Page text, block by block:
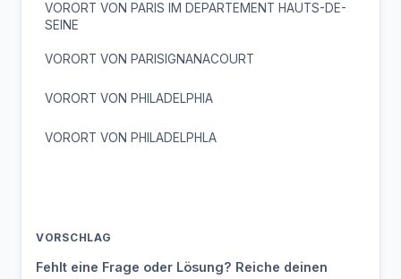
VORORT VON PARIS IM DEPARTEMENT HAUTS-DE-
SEINE
VORORT VON PARISIGNANACOURT
VORORT VON PHILADELPHIA
VORORT VON PHILADELPHLA
VORSCHLAG
Fehlt eine Frage oder Lösung? Reiche deinen